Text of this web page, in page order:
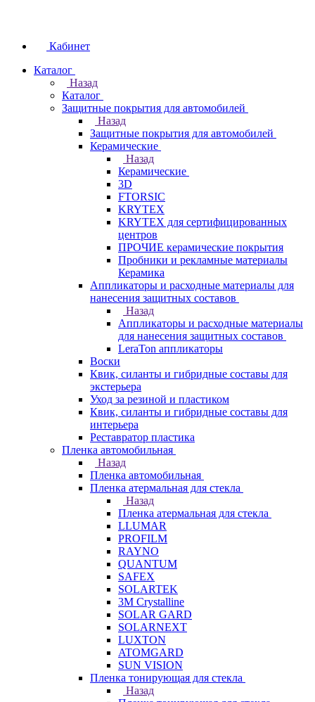
Кабинет
Каталог
Назад
Каталог
Защитные покрытия для автомобилей
Назад
Защитные покрытия для автомобилей
Керамические
Назад
Керамические
3D
FTORSIC
KRYTEX
KRYTEX для сертифицированных
центров
ПРОЧИЕ керамические покрытия
Пробники и рекламные материалы
Керамика
Аппликаторы и расходные материалы для
нанесения защитных составов
Назад
Аппликаторы и расходные материалы
для нанесения защитных составов
LeraTon аппликаторы
Воски
Квик, силанты и гибридные составы для
экстерьера
Уход за резиной и пластиком
Квик, силанты и гибридные составы для
интерьера
Реставратор пластика
Пленка автомобильная
Назад
Пленка автомобильная
Пленка атермальная для стекла
Назад
Пленка атермальная для стекла
LLUMAR
PROFILM
RAYNO
QUANTUM
SAFEX
SOLARTEK
3M Crystalline
SOLAR GARD
SOLARNEXT
LUXTON
ATOMGARD
SUN VISION
Пленка тонирующая для стекла
Назад